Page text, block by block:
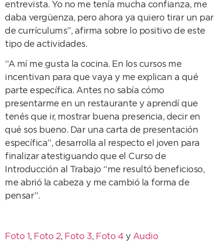
entrevista. Yo no me tenía mucha confianza, me
daba vergüenza, pero ahora ya quiero tirar un par
de currículums”, afirma sobre lo positivo de este
tipo de actividades.
“A mí me gusta la cocina. En los cursos me
incentivan para que vaya y me explican a qué
parte específica. Antes no sabía cómo
presentarme en un restaurante y aprendí que
tenés que ir, mostrar buena presencia, decir en
qué sos bueno. Dar una carta de presentación
específica”, desarrolla al respecto el joven para
finalizar atestiguando que el Curso de
Introducción al Trabajo “me resultó beneficioso,
me abrió la cabeza y me cambió la forma de
pensar”.
Foto 1 , Foto 2, Foto 3, Foto 4y Audio